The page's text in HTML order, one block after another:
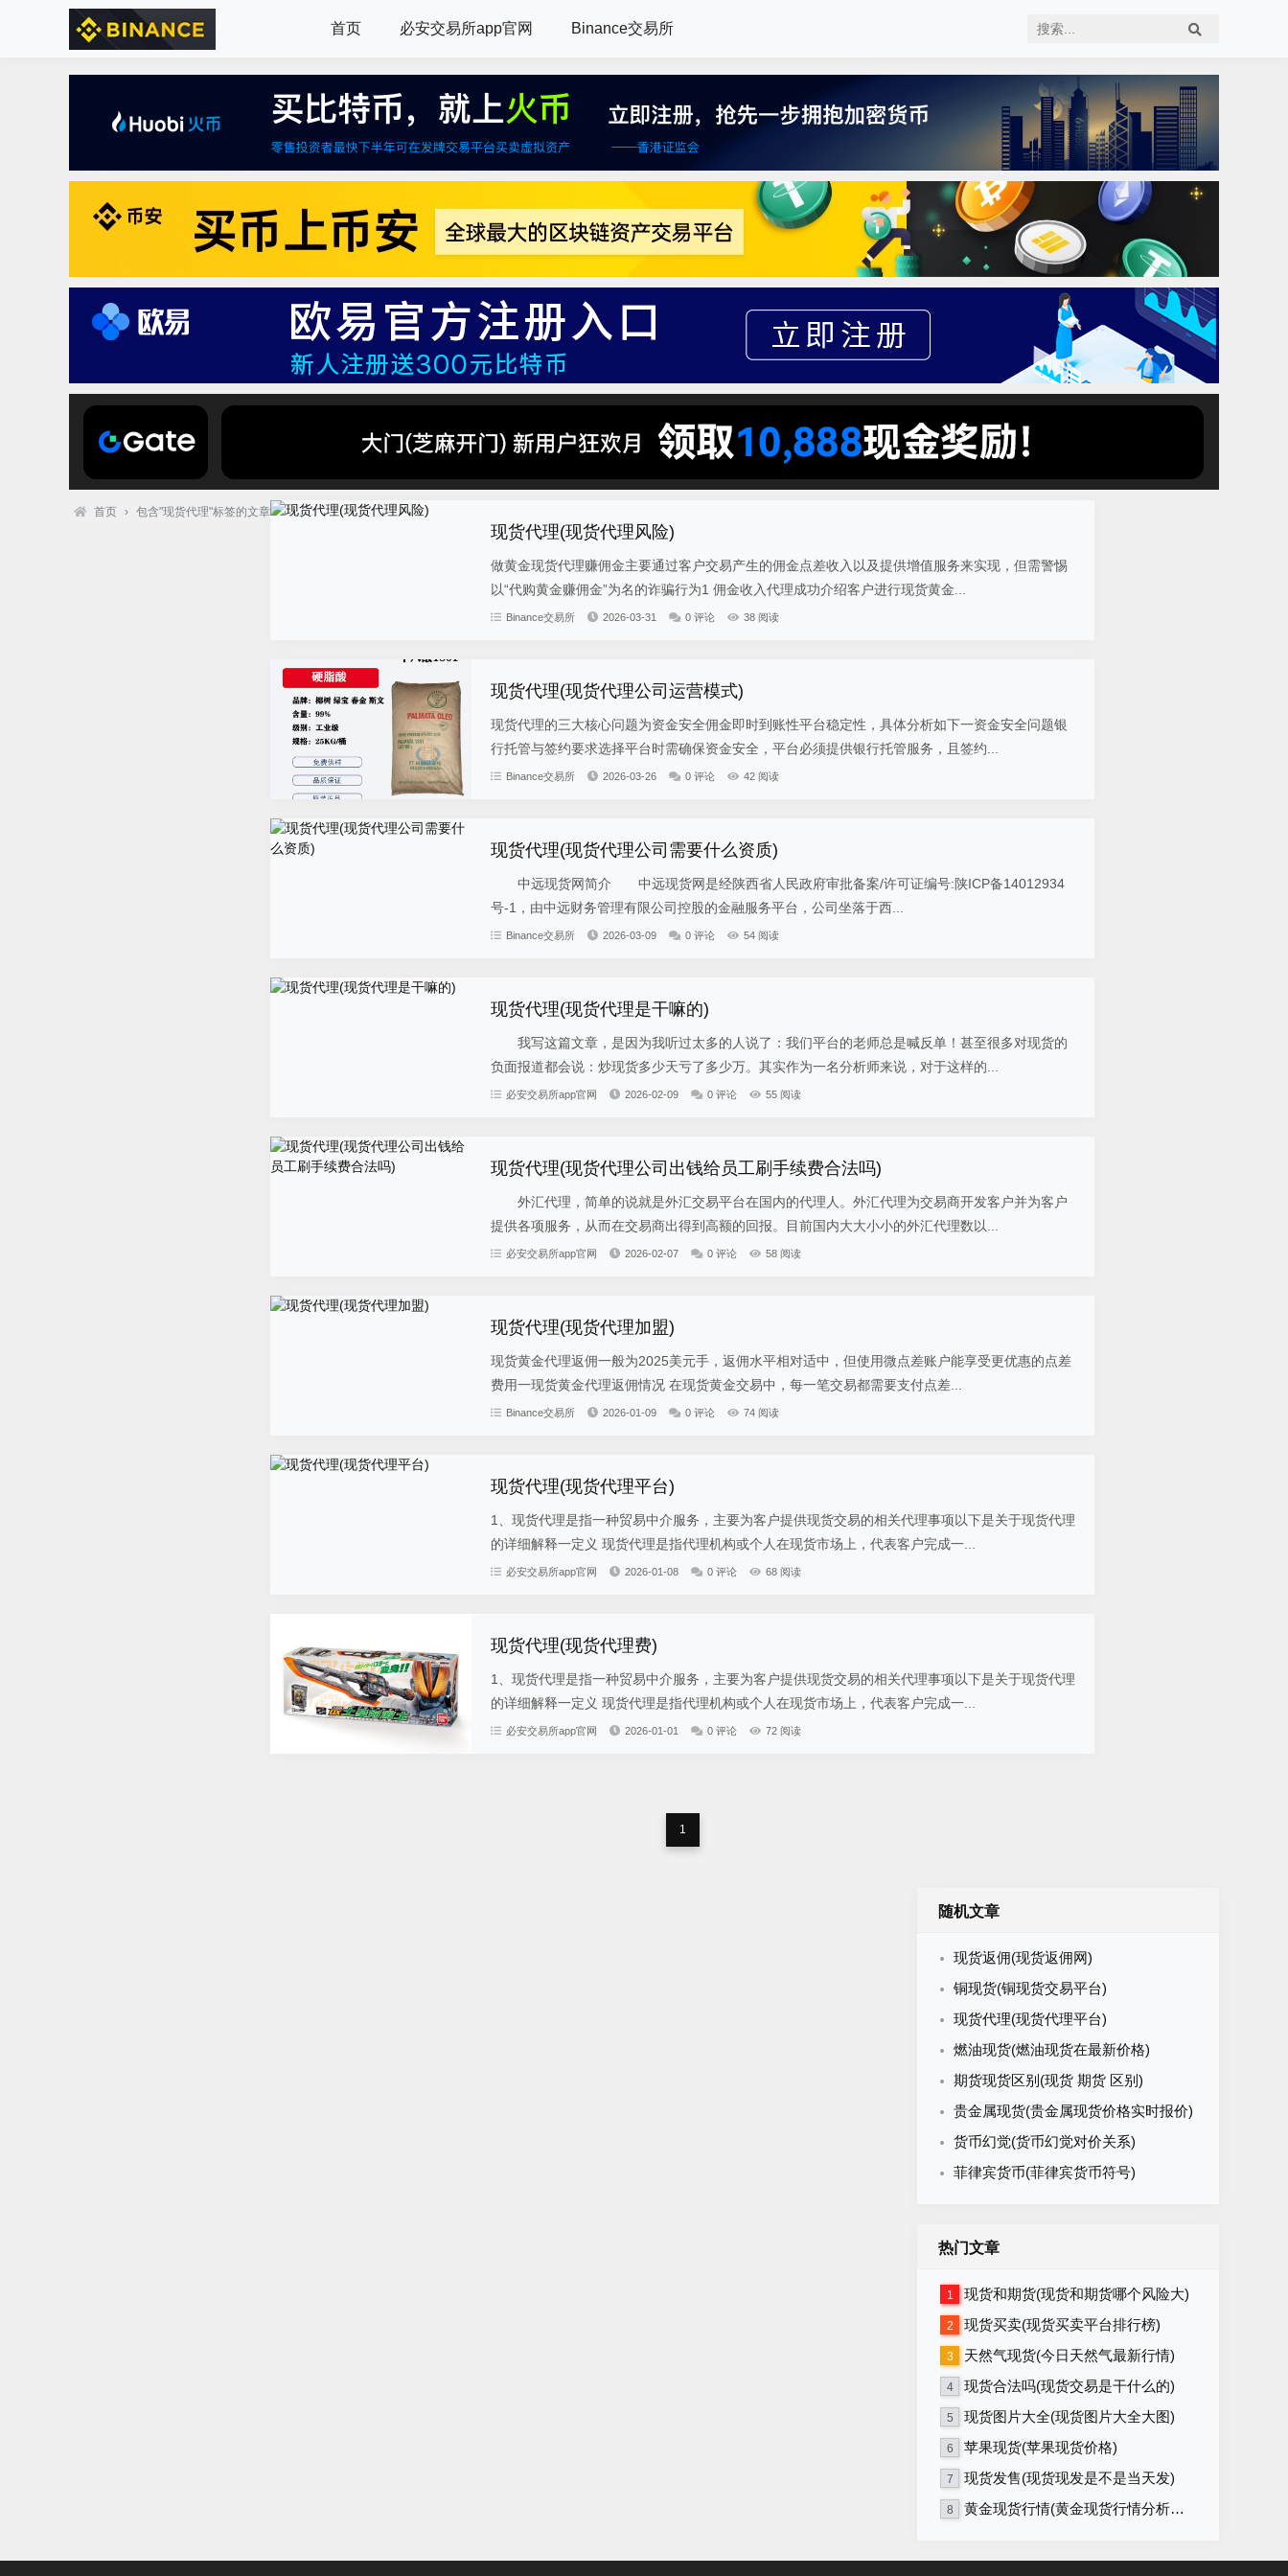
首页 必安交易所app官网 Binance交易所
首页 › 包含"现货代理"标签的文章
现货代理(现货代理风险)
做黄金现货代理赚佣金主要通过客户交易产生的佣金点差收入以及提供增值服务来实现，但需警惕
以“代购黄金赚佣金”为名的诈骗行为1 佣金收入代理成功介绍客户进行现货黄金...
Binance交易所 2026-03-31 0 评论 38 阅读
现货代理(现货代理公司运营模式)
现货代理的三大核心问题为资金安全佣金即时到账性平台稳定性，具体分析如下一资金安全问题银
行托管与签约要求选择平台时需确保资金安全，平台必须提供银行托管服务，且签约...
Binance交易所 2026-03-26 0 评论 42 阅读
现货代理(现货代理公司需要什么资质)
中远现货网简介 中远现货网是经陕西省人民政府审批备案/许可证编号:陕ICP备14012934
号-1，由中远财务管理有限公司控股的金融服务平台，公司坐落于西...
Binance交易所 2026-03-09 0 评论 54 阅读
现货代理(现货代理是干嘛的)
我写这篇文章，是因为我听过太多的人说了：我们平台的老师总是喊反单！甚至很多对现货的
负面报道都会说：炒现货多少天亏了多少万。其实作为一名分析师来说，对于这样的...
必安交易所app官网 2026-02-09 0 评论 55 阅读
现货代理(现货代理公司出钱给员工刷手续费合法吗)
外汇代理，简单的说就是外汇交易平台在国内的代理人。外汇代理为交易商开发客户并为客户
提供各项服务，从而在交易商出得到高额的回报。目前国内大大小小的外汇代理数以...
必安交易所app官网 2026-02-07 0 评论 58 阅读
现货代理(现货代理加盟)
现货黄金代理返佣一般为2025美元手，返佣水平相对适中，但使用微点差账户能享受更优惠的点差
费用一现货黄金代理返佣情况 在现货黄金交易中，每一笔交易都需要支付点差...
Binance交易所 2026-01-09 0 评论 74 阅读
现货代理(现货代理平台)
1、现货代理是指一种贸易中介服务，主要为客户提供现货交易的相关代理事项以下是关于现货代理
的详细解释一定义 现货代理是指代理机构或个人在现货市场上，代表客户完成一...
必安交易所app官网 2026-01-08 0 评论 68 阅读
现货代理(现货代理费)
1、现货代理是指一种贸易中介服务，主要为客户提供现货交易的相关代理事项以下是关于现货代理
的详细解释一定义 现货代理是指代理机构或个人在现货市场上，代表客户完成一...
必安交易所app官网 2026-01-01 0 评论 72 阅读
1
随机文章
现货返佣(现货返佣网)
铜现货(铜现货交易平台)
现货代理(现货代理平台)
燃油现货(燃油现货在最新价格)
期货现货区别(现货 期货 区别)
贵金属现货(贵金属现货价格实时报价)
货币幻觉(货币幻觉对价关系)
菲律宾货币(菲律宾货币符号)
热门文章
1 现货和期货(现货和期货哪个风险大)
2 现货买卖(现货买卖平台排行榜)
3 天然气现货(今日天然气最新行情)
4 现货合法吗(现货交易是干什么的)
5 现货图片大全(现货图片大全大图)
6 苹果现货(苹果现货价格)
7 现货发售(现货现发是不是当天发)
8 黄金现货行情(黄金现货行情分析系统)